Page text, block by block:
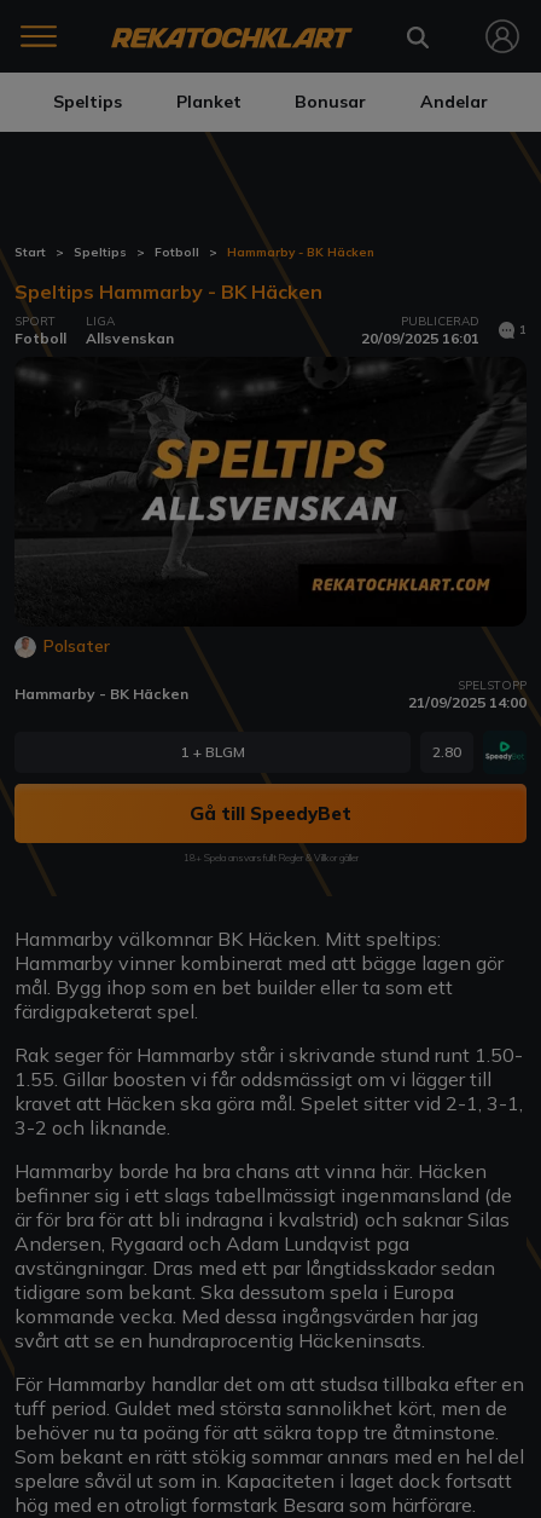
Speltips Planket Bonusar Andelar
Start Speltips Fotboll Hammarby - BK Häcken
Speltips Hammarby - BK Häcken
SPORT
Fotboll
LIGA
Allsvenskan
PUBLICERAD
20/09/2025 16:01 1
Polsater
Hammarby - BK Häcken SPELSTOPP
21/09/2025 14:00
1 + BLGM 2.80
Gå till SpeedyBet
18+ Spela ansvarsfullt Regler & Villkor gäller
Hammarby välkomnar BK Häcken. Mitt speltips:
Hammarby vinner kombinerat med att bägge lagen gör
mål. Bygg ihop som en bet builder eller ta som ett
färdigpaketerat spel.
Rak seger för Hammarby står i skrivande stund runt 1.50-
1.55. Gillar boosten vi får oddsmässigt om vi lägger till
kravet att Häcken ska göra mål. Spelet sitter vid 2-1, 3-1,
3-2 och liknande.
Hammarby borde ha bra chans att vinna här. Häcken
befinner sig i ett slags tabellmässigt ingenmansland (de
är för bra för att bli indragna i kvalstrid) och saknar Silas
Andersen, Rygaard och Adam Lundqvist pga
avstängningar. Dras med ett par långtidsskador sedan
tidigare som bekant. Ska dessutom spela i Europa
kommande vecka. Med dessa ingångsvärden har jag
svårt att se en hundraprocentig Häckeninsats.
För Hammarby handlar det om att studsa tillbaka efter en
tuff period. Guldet med största sannolikhet kört, men de
behöver nu ta poäng för att säkra topp tre åtminstone.
Som bekant en rätt stökig sommar annars med en hel del
spelare såväl ut som in. Kapaciteten i laget dock fortsatt
hög med en otroligt formstark Besara som härförare.